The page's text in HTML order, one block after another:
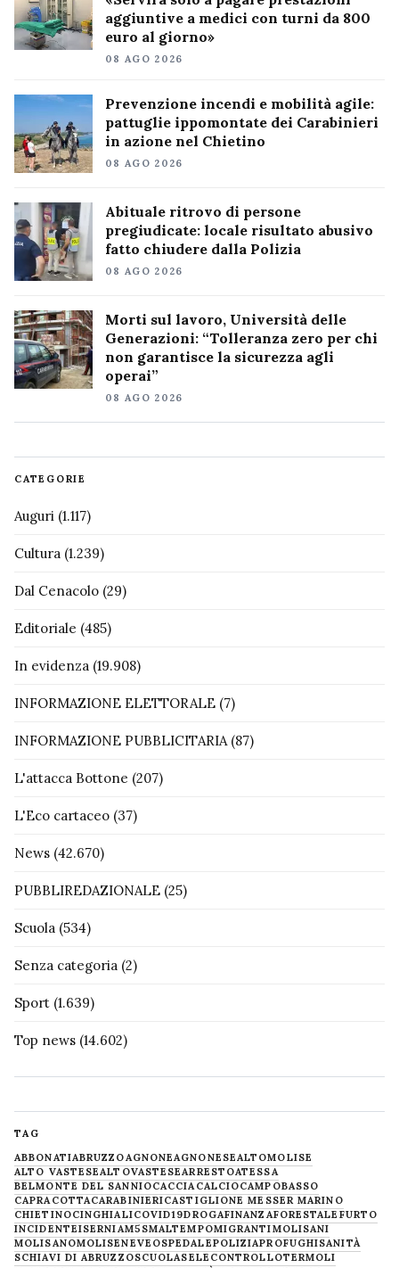
aggiuntive a medici con turni da 800
euro al giorno»
08 AGO 2026
Prevenzione incendi e mobilità agile:
pattuglie ippomontate dei Carabinieri
in azione nel Chietino
08 AGO 2026
Abituale ritrovo di persone
pregiudicate: locale risultato abusivo
fatto chiudere dalla Polizia
08 AGO 2026
Morti sul lavoro, Università delle
Generazioni: “Tolleranza zero per chi
non garantisce la sicurezza agli
operai”
08 AGO 2026
CATEGORIE
Auguri (1.117)
Cultura (1.239)
Dal Cenacolo (29)
Editoriale (485)
In evidenza (19.908)
INFORMAZIONE ELETTORALE (7)
INFORMAZIONE PUBBLICITARIA (87)
L'attacca Bottone (207)
L'Eco cartaceo (37)
News (42.670)
PUBBLIREDAZIONALE (25)
Scuola (534)
Senza categoria (2)
Sport (1.639)
Top news (14.602)
TAG
ABBONATIABRUZZOAGNONEAGNONESEALTOMOLISE
ALTO VASTESEALTOVASTESEARRESTOATESSA
BELMONTE DEL SANNIOCACCIA CALCIOCAMPOBASSO
CAPRACOTTACARABINIERICASTIGLIONE MESSER MARINO
CHIETINOCINGHIALICOVID19DROGAFINANZAFORESTALE FURTO
INCIDENTEISERNIAM5SMALTEMPOMIGRANTIMOLISANI
MOLISANOMOLISENEVE OSPEDALEPOLIZIAPROFUGHISANITÀ
SCHIAVI DI ABRUZZOSCUOLASELECONTROLLOTERMOLI